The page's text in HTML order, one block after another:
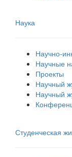
Наука
Научно-
Научные
Проекты
Научный
Научный
Студенческая